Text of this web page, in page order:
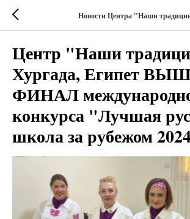
Новости Центра "Наши
Центр "Наши
Хургада, Египет
ФИНАЛ
конкурса "Лучшая
школа за рубежом